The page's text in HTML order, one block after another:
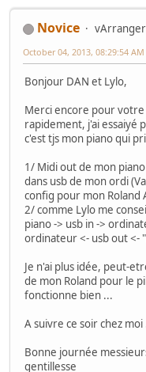
Novice
vArranger
October 04, 2013, 08:29:54 AM
Bonjour DAN et Lylo,
Merci encore pour
rapidement, j'ai essaiyé
c'est tjs mon piano qui
1/ Midi out de mon
dans usb de mon ordi
config pour mon Roland
2/ comme Lylo me
piano -> usb in ->
ordinateur <- usb out <-
Je n'ai plus idée, peut-
de mon Roland pour le
fonctionne bien ...
A suivre ce soir chez moi
Bonne journée
gentillesse